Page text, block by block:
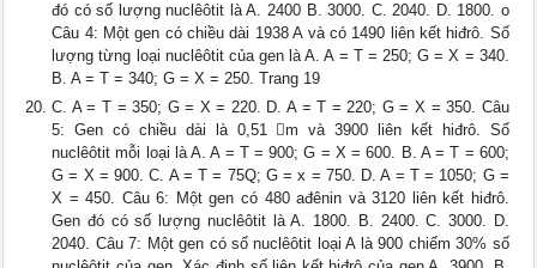
đó có số lượng nuclêôtit là A. 2400 B. 3000. C. 2040. D. 1800. o
Câu 4: Một gen có chiều dài 1938 A và có 1490 liên kết hiđrô. Số
lượng từng loại nuclêôtit của gen là A. A = T = 250; G = X = 340.
B. A = T = 340; G = X = 250. Trang 19
C. A = T = 350; G = X = 220. D. A = T = 220; G = X = 350. Câu
5: Gen có chiều dài là 0,51 m và 3900 liên kết hiđrô. Số
nuclêôtit mỗi loại là A. A = T = 900; G = X = 600. B. A = T = 600;
G = X = 900. C. A = T = 75Q; G = x = 750. D. A = T = 1050; G =
X = 450. Câu 6: Một gen có 480 ađênin và 3120 liên kết hiđrô.
Gen đó có số lượng nuclêôtit là A. 1800. B. 2400. C. 3000. D.
2040. Câu 7: Một gen có số nuclêôtit loại A là 900 chiếm 30% số